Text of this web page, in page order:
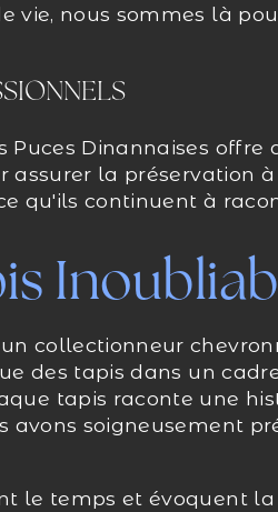
vie, nous sommes là
Dinannaises offre
la préservation
qu'ils continuent à
collectionneur
des tapis dans un
tapis raconte une
soigneusement
le temps et évoquent